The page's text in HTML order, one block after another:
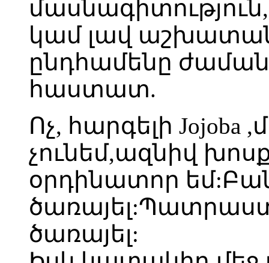
կամ լավ
ընդհամենը
հաստատ.
Ոչ, հարգելի Jojoba
չունեմ,ազնիվ
օրդինատոր
ծառայել: